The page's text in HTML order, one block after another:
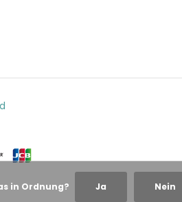
in Ordnung? Ja Nein